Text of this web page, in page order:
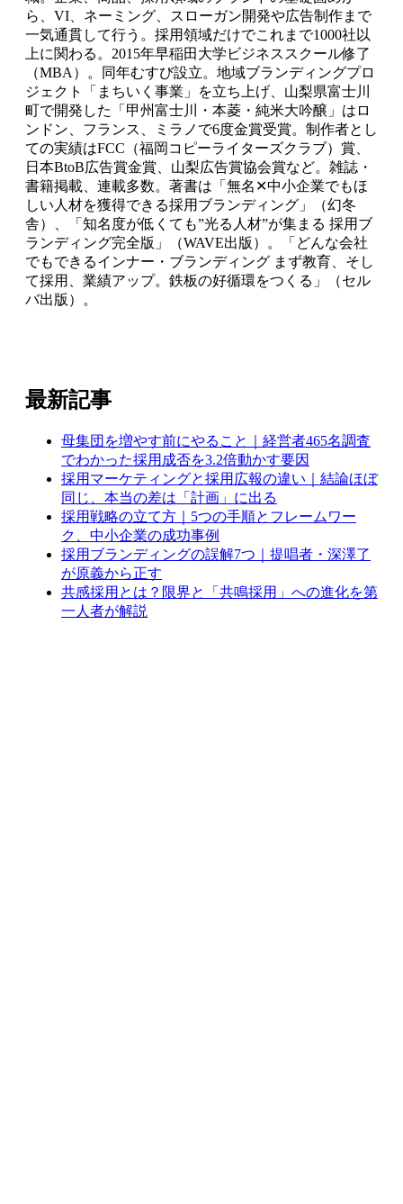
ら、VI、ネーミング、スローガン開発や広告制作まで
一気通貫して行う。採用領域だけでこれまで1000社以
上に関わる。2015年早稲田大学ビジネススクール修了
（MBA）。同年むすび設立。地域ブランディングプロ
ジェクト「まちいく事業」を立ち上げ、山梨県富士川
町で開発した「甲州富士川・本菱・純米大吟醸」はロ
ンドン、フランス、ミラノで6度金賞受賞。制作者とし
ての実績はFCC（福岡コピーライターズクラブ）賞、
日本BtoB広告賞金賞、山梨広告賞協会賞など。雑誌・
書籍掲載、連載多数。著書は「無名✕中小企業でもほ
しい人材を獲得できる採用ブランディング」（幻冬
舎）、「知名度が低くても”光る人材”が集まる 採用ブ
ランディング完全版」（WAVE出版）。「どんな会社
でもできるインナー・ブランディング まず教育、そし
て採用、業績アップ。鉄板の好循環をつくる」（セル
バ出版）。
最新記事
母集団を増やす前にやること｜経営者465名調査
でわかった採用成否を3.2倍動かす要因
採用マーケティングと採用広報の違い｜結論ほぼ
同じ、本当の差は「計画」に出る
採用戦略の立て方｜5つの手順とフレームワー
ク、中小企業の成功事例
採用ブランディングの誤解7つ｜提唱者・深澤了
が原義から正す
共感採用とは？限界と「共鳴採用」への進化を第
一人者が解説